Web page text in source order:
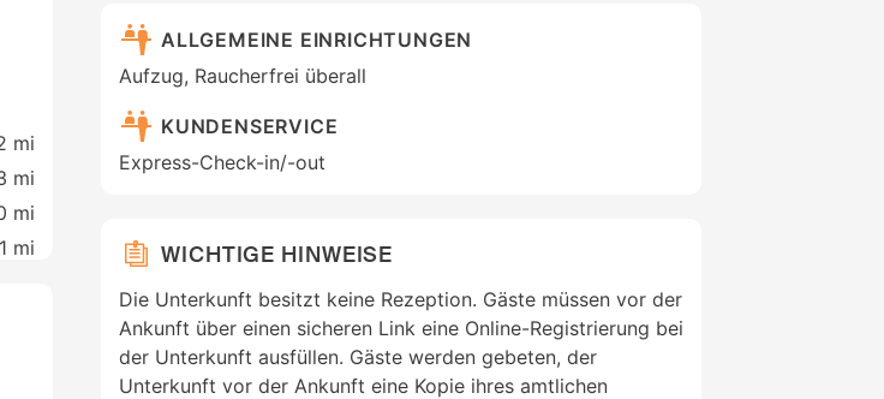
mi
mi
mi
mi
ALLGEMEINE EINRICHTUNGEN
Aufzug, Raucherfrei überall
KUNDENSERVICE
Express-Check-in/-out
WICHTIGE HINWEISE
Die Unterkunft besitzt keine Rezeption. Gäste müssen vor der
Ankunft über einen sicheren Link eine Online-Registrierung bei
der Unterkunft ausfüllen. Gäste werden gebeten, der
Unterkunft vor der Ankunft eine Kopie ihres amtlichen